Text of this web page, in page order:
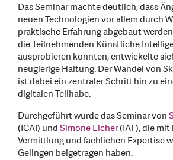
Das Seminar machte deutlich, dass
neuen Technologien vor allem durch
praktische Erfahrung abgebaut
die Teilnehmenden Künstliche
ausprobieren konnten, entwickelte
neugierige Haltung. Der Wandel von
ist dabei ein zentraler Schritt hin zu
digitalen Teilhabe.
Durchgeführt wurde das Seminar von
(ICAI) undSimone Eicher(IAF), die mit
Vermittlung und fachlichen Expertise
Gelingen beigetragen haben.